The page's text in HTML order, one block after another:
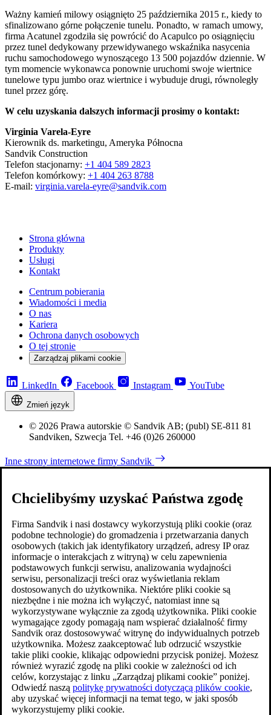
Ważny kamień milowy osiągnięto 25 października 2015 r., kiedy to
sfinalizowano górne połączenie tunelu. Ponadto, w ramach umowy,
firma Acatunel zgodziła się powrócić do Acapulco po osiągnięciu
przez tunel dedykowany przewidywanego wskaźnika nasycenia
ruchu samochodowego wynoszącego 13 500 pojazdów dziennie. W
tym momencie wykonawca ponownie uruchomi swoje wiertnice
tunelowe typu jumbo oraz wiertnice i wybuduje drugi, równoległy
tunel przez górę.
W celu uzyskania dalszych informacji prosimy o kontakt:
Virginia Varela-Eyre
Kierownik ds. marketingu, Ameryka Północna
Sandvik Construction
Telefon stacjonarny: +1 404 589 2823
Telefon komórkowy: +1 404 263 8788
E-mail: virginia.varela-eyre@sandvik.com
Strona główna
Produkty
Usługi
Kontakt
Centrum pobierania
Wiadomości i media
O nas
Kariera
Ochrona danych osobowych
O tej stronie
Zarządzaj plikami cookie
LinkedIn Facebook Instagram YouTube
Zmień język
© 2026 Prawa autorskie © Sandvik AB; (publ) SE-811 81
Sandviken, Szwecja Tel. +46 (0)26 260000
Inne strony internetowe firmy Sandvik
Chcielibyśmy uzyskać Państwa zgodę
Firma Sandvik i nasi dostawcy wykorzystują pliki cookie (oraz
podobne technologie) do gromadzenia i przetwarzania danych
osobowych (takich jak identyfikatory urządzeń, adresy IP oraz
informacje o interakcjach z witryną) w celu zapewnienia
podstawowych funkcji serwisu, analizowania wydajności
serwisu, personalizacji treści oraz wyświetlania reklam
dostosowanych do użytkownika. Niektóre pliki cookie są
niezbędne i nie można ich wyłączyć, natomiast inne są
wykorzystywane wyłącznie za zgodą użytkownika. Pliki cookie
wymagające zgody pomagają nam wspierać działalność firmy
Sandvik oraz dostosowywać witrynę do indywidualnych potrzeb
użytkownika. Możesz zaakceptować lub odrzucić wszystkie
takie pliki cookie, klikając odpowiedni przycisk poniżej. Możesz
również wyrazić zgodę na pliki cookie w zależności od ich
celów, korzystając z linku „Zarządzaj plikami cookie” poniżej.
Odwiedź naszą politykę prywatności dotyczącą plików cookie,
aby uzyskać więcej informacji na temat tego, w jaki sposób
wykorzystujemy pliki cookie.